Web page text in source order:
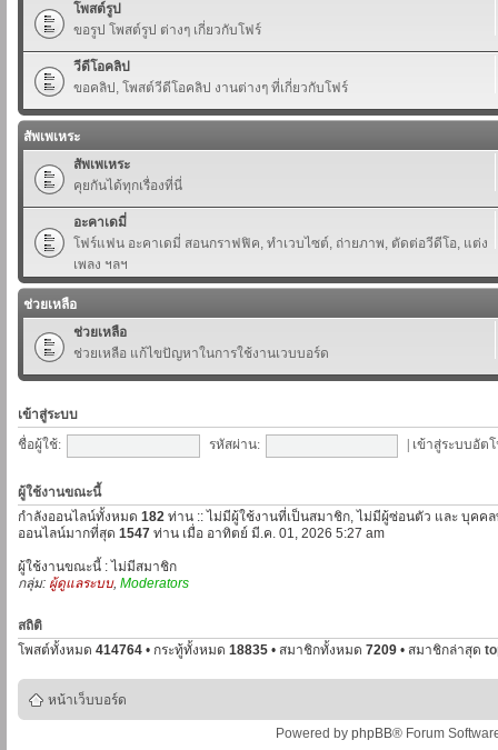
โพสต์รูป
ขอรูป โพสต์รูป ต่างๆ เกี่ยวกับโฟร์
วีดีโอคลิป
ขอคลิป, โพสต์วีดีโอคลิป งานต่างๆ ที่เกี่ยวกับโฟร์
สัพเพเหระ
สัพเพเหระ
คุยกันได้ทุกเรื่องที่นี่
อะคาเดมี่
โฟร์แฟน อะคาเดมี่ สอนกราฟฟิค, ทำเวบไซต์, ถ่ายภาพ, ตัดต่อวีดีโอ, แต่ง
เพลง ฯลฯ
ช่วยเหลือ
ช่วยเหลือ
ช่วยเหลือ แก้ไขปัญหาในการใช้งานเวบบอร์ด
เข้าสู่ระบบ
ชื่อผู้ใช้:
รหัสผ่าน: เข้าสู่ระบบอัต
ผู้ใช้งานขณะนี้
กำลังออนไลน์ทั้งหมด 182 ท่าน :: ไม่มีผู้ใช้งานที่เป็นสมาชิก, ไม่มีผู้ซ่อนตัว และ บุคค
ออนไลน์มากที่สุด 1547 ท่าน เมื่อ อาทิตย์ มี.ค. 01, 2026 5:27 am
ผู้ใช้งานขณะนี้ : ไม่มีสมาชิก
กลุ่ม: ผู้ดูแลระบบ, Moderators
สถิติ
โพสต์ทั้งหมด 414764 • กระทู้ทั้งหมด 18835 • สมาชิกทั้งหมด 7209 • สมาชิกล่าสุด
หน้าเว็บบอร์ด
Powered by phpBB® Forum